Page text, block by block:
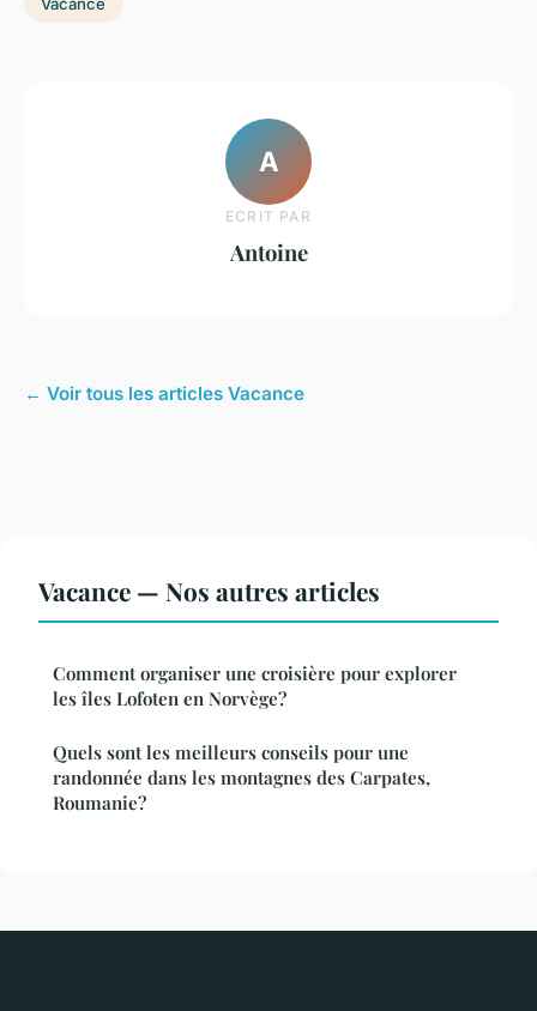
A
ECRIT PAR
Antoine
← Voir tous les articles Vacance
Vacance — Nos autres articles
Comment organiser une croisière pour explorer
les îles Lofoten en Norvège?
Quels sont les meilleurs conseils pour une
randonnée dans les montagnes des Carpates,
Roumanie?